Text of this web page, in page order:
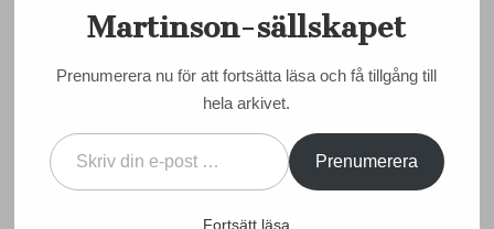
Harry
Martinson-
sällskapet
Ett författarskap som fångar daggdroppen och speglar
kosmos
FEM ROLLER (INTE SEX)
SÖKER (OCH FINNER) EN
FÖRFATTARE – del 4
Martinson-sällskapet
Prenumerera nu för att fortsätta läsa och få tillgång till
hela arkivet.
Prenumerera
Fortsätt läsa